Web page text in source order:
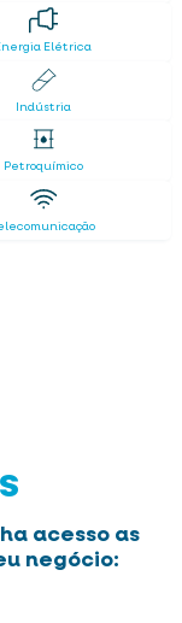
Elétrica
Indústria
Petroquímico
acesso as
negócio: